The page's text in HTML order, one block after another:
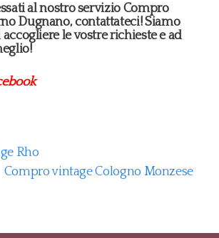
al nostro servizio Compro
Dugnano, contattateci! Siamo
le vostre richieste e ad
Rho
Compro vintage Cologno Monzese